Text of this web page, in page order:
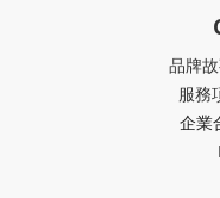
品牌
服務
企業